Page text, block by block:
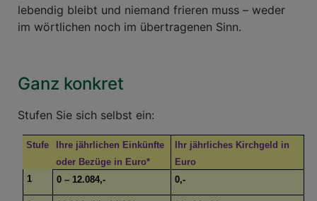
lebendig bleibt und niemand frieren muss – weder
im wörtlichen noch im übertragenen Sinn.
Ganz konkret
Stufen Sie sich selbst ein:
Stufe
Ihre jährlichen Einkünfte
oder Bezüge in Euro*
Ihr jährliches Kirchgeld in
Euro
1
0 – 12.084,- 0,-